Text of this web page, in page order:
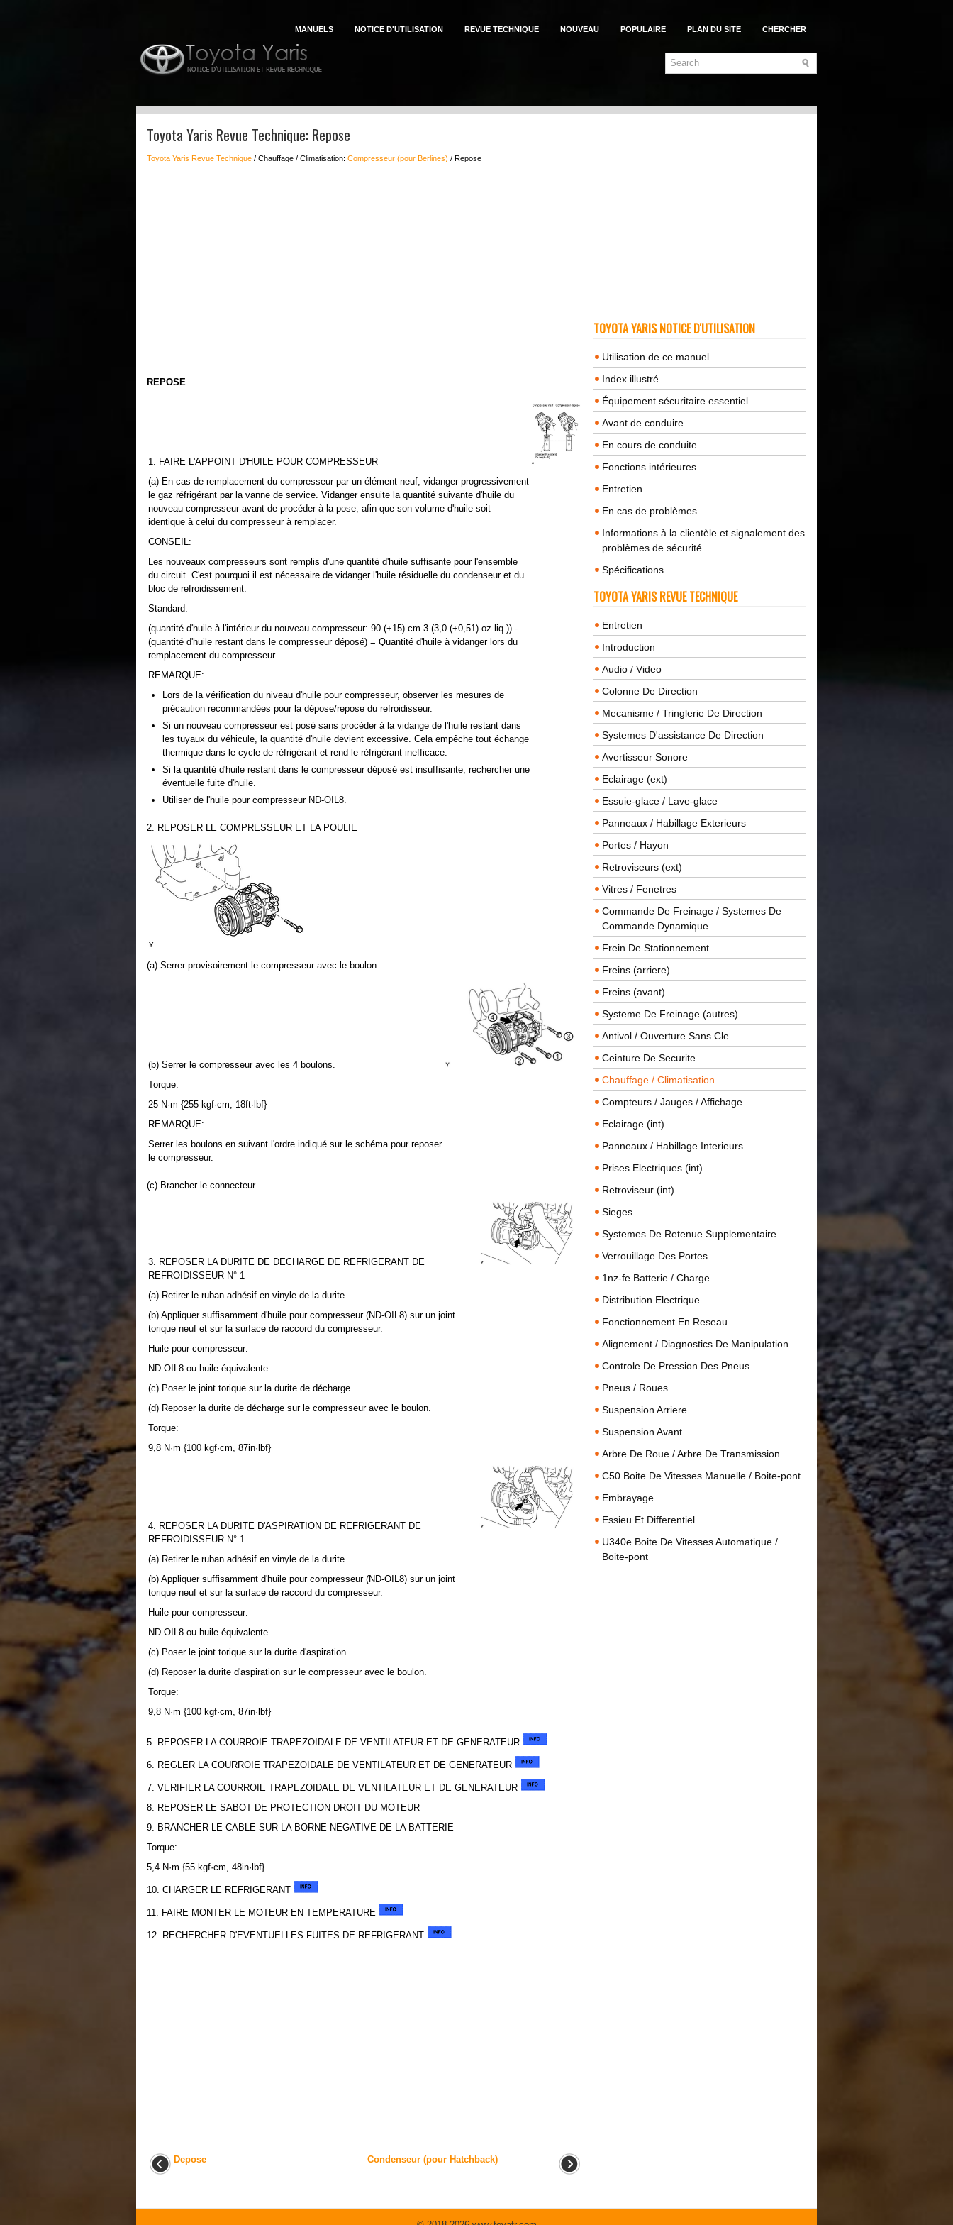
MANUELS NOTICE D'UTILISATION REVUE TECHNIQUE NOUVEAU POPULAIRE PLAN DU SITE CHERCHER
Toyota Yaris Revue Technique: Repose
Toyota Yaris Revue Technique / Chauffage / Climatisation: Compresseur (pour Berlines) / Repose
REPOSE
1. FAIRE L'APPOINT D'HUILE POUR COMPRESSEUR
(a) En cas de remplacement du compresseur par un élément neuf, vidanger progressivement
le gaz réfrigérant par la vanne de service. Vidanger ensuite la quantité suivante d'huile du
nouveau compresseur avant de procéder à la pose, afin que son volume d'huile soit
identique à celui du compresseur à remplacer.
CONSEIL:
Les nouveaux compresseurs sont remplis d'une quantité d'huile suffisante pour l'ensemble
du circuit. C'est pourquoi il est nécessaire de vidanger l'huile résiduelle du condenseur et du
bloc de refroidissement.
Standard:
(quantité d'huile à l'intérieur du nouveau compresseur: 90 (+15) cm 3 (3,0 (+0,51) oz liq.)) -
(quantité d'huile restant dans le compresseur déposé) = Quantité d'huile à vidanger lors du
remplacement du compresseur
REMARQUE:
Lors de la vérification du niveau d'huile pour compresseur, observer les mesures de
précaution recommandées pour la dépose/repose du refroidisseur.
Si un nouveau compresseur est posé sans procéder à la vidange de l'huile restant dans
les tuyaux du véhicule, la quantité d'huile devient excessive. Cela empêche tout échange
thermique dans le cycle de réfrigérant et rend le réfrigérant inefficace.
Si la quantité d'huile restant dans le compresseur déposé est insuffisante, rechercher une
éventuelle fuite d'huile.
Utiliser de l'huile pour compresseur ND-OIL8.
2. REPOSER LE COMPRESSEUR ET LA POULIE
(a) Serrer provisoirement le compresseur avec le boulon.
(b) Serrer le compresseur avec les 4 boulons.
Torque:
25 N·m {255 kgf·cm, 18ft·lbf}
REMARQUE:
Serrer les boulons en suivant l'ordre indiqué sur le schéma pour reposer
le compresseur.
(c) Brancher le connecteur.
3. REPOSER LA DURITE DE DECHARGE DE REFRIGERANT DE
REFROIDISSEUR N° 1
(a) Retirer le ruban adhésif en vinyle de la durite.
(b) Appliquer suffisamment d'huile pour compresseur (ND-OIL8) sur un joint
torique neuf et sur la surface de raccord du compresseur.
Huile pour compresseur:
ND-OIL8 ou huile équivalente
(c) Poser le joint torique sur la durite de décharge.
(d) Reposer la durite de décharge sur le compresseur avec le boulon.
Torque:
9,8 N·m {100 kgf·cm, 87in·lbf}
4. REPOSER LA DURITE D'ASPIRATION DE REFRIGERANT DE
REFROIDISSEUR N° 1
(a) Retirer le ruban adhésif en vinyle de la durite.
(b) Appliquer suffisamment d'huile pour compresseur (ND-OIL8) sur un joint
torique neuf et sur la surface de raccord du compresseur.
Huile pour compresseur:
ND-OIL8 ou huile équivalente
(c) Poser le joint torique sur la durite d'aspiration.
(d) Reposer la durite d'aspiration sur le compresseur avec le boulon.
Torque:
9,8 N·m {100 kgf·cm, 87in·lbf}
5. REPOSER LA COURROIE TRAPEZOIDALE DE VENTILATEUR ET DE GENERATEUR
6. REGLER LA COURROIE TRAPEZOIDALE DE VENTILATEUR ET DE GENERATEUR
7. VERIFIER LA COURROIE TRAPEZOIDALE DE VENTILATEUR ET DE GENERATEUR
8. REPOSER LE SABOT DE PROTECTION DROIT DU MOTEUR
9. BRANCHER LE CABLE SUR LA BORNE NEGATIVE DE LA BATTERIE
Torque:
5,4 N·m {55 kgf·cm, 48in·lbf}
10. CHARGER LE REFRIGERANT
11. FAIRE MONTER LE MOTEUR EN TEMPERATURE
12. RECHERCHER D'EVENTUELLES FUITES DE REFRIGERANT
Depose Condenseur (pour Hatchback)
TOYOTA YARIS NOTICE D'UTILISATION
Utilisation de ce manuel
Index illustré
Équipement sécuritaire essentiel
Avant de conduire
En cours de conduite
Fonctions intérieures
Entretien
En cas de problèmes
Informations à la clientèle et signalement des
problèmes de sécurité
Spécifications
TOYOTA YARIS REVUE TECHNIQUE
Entretien
Introduction
Audio / Video
Colonne De Direction
Mecanisme / Tringlerie De Direction
Systemes D'assistance De Direction
Avertisseur Sonore
Eclairage (ext)
Essuie-glace / Lave-glace
Panneaux / Habillage Exterieurs
Portes / Hayon
Retroviseurs (ext)
Vitres / Fenetres
Commande De Freinage / Systemes De
Commande Dynamique
Frein De Stationnement
Freins (arriere)
Freins (avant)
Systeme De Freinage (autres)
Antivol / Ouverture Sans Cle
Ceinture De Securite
Chauffage / Climatisation
Compteurs / Jauges / Affichage
Eclairage (int)
Panneaux / Habillage Interieurs
Prises Electriques (int)
Retroviseur (int)
Sieges
Systemes De Retenue Supplementaire
Verrouillage Des Portes
1nz-fe Batterie / Charge
Distribution Electrique
Fonctionnement En Reseau
Alignement / Diagnostics De Manipulation
Controle De Pression Des Pneus
Pneus / Roues
Suspension Arriere
Suspension Avant
Arbre De Roue / Arbre De Transmission
C50 Boite De Vitesses Manuelle / Boite-pont
Embrayage
Essieu Et Differentiel
U340e Boite De Vitesses Automatique /
Boite-pont